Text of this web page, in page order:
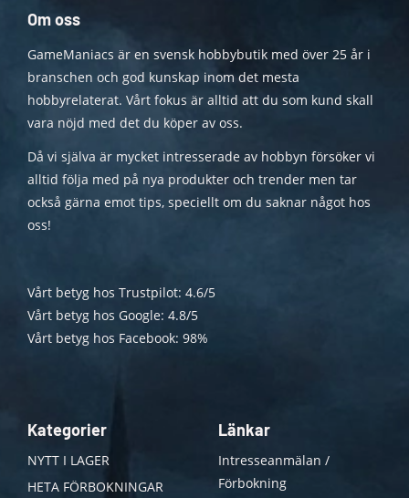
Om oss
GameManiacs är en svensk hobbybutik med över 25 år i
branschen och god kunskap inom det mesta
hobbyrelaterat. Vårt fokus är alltid att du som kund skall
vara nöjd med det du köper av oss.
Då vi själva är mycket intresserade av hobbyn försöker vi
alltid följa med på nya produkter och trender men tar
också gärna emot tips, speciellt om du saknar något hos
oss!
Vårt betyg hos Trustpilot: 4.6/5
Vårt betyg hos Google: 4.8/5
Vårt betyg hos Facebook: 98%
Kategorier
NYTT I LAGER
HETA FÖRBOKNINGAR
Länkar
Intresseanmälan /
Förbokning